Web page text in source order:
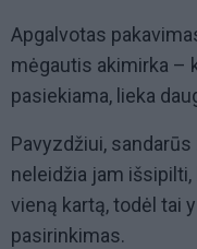
Apgalvotas
mėgautis akimirka –
pasiekiama, lieka
Pavyzdžiui,
neleidžia jam
vieną kartą, todėl tai
pasirinkimas.